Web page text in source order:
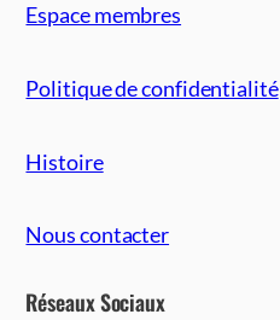
Espace membres
Politique de confidentialité
Histoire
Nous contacter
Réseaux Sociaux